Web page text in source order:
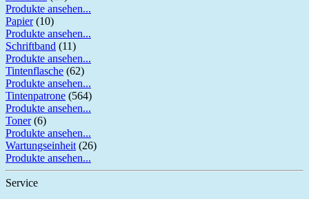
Produkte ansehen...
Papier(10)
Produkte ansehen...
Schriftband (11)
Produkte ansehen...
Tintenflasche (62)
Produkte ansehen...
Tintenpatrone (564)
Produkte ansehen...
Toner(6)
Produkte ansehen...
Wartungseinheit (26)
Produkte ansehen...
Service